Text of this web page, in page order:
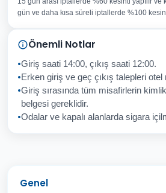
Konu
Sorunuz
gün ve daha kısa süreli iptallerde %100
Önemli Notlar
Giriş saati 14:00, çıkış saati 12:00.
Erken giriş ve geç çıkış talepleri otel
Giriş sırasında tüm misafirlerin
belgesi gereklidir.
Odalar ve kapalı alanlarda sigara
Genel